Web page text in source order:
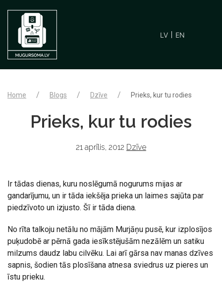
LV EN
Home Blogs Dzīve Prieks, kur tu rodies
Prieks, kur tu rodies
21 aprīlis, 2012 Dzīve
Ir tādas dienas, kuru noslēgumā nogurums mijas ar
gandarījumu, un ir tāda iekšēja prieka un laimes sajūta par
piedzīvoto un izjusto. Šī ir tāda diena.
No rīta talkoju netālu no mājām Murjāņu pusē, kur izplosījos
puķudobē ar pērnā gada iesīkstējušām nezālēm un satiku
milzums daudz labu cilvēku. Lai arī gārsa nav manas dzīves
sapnis, šodien tās plosīšana atnesa sviedrus uz pieres un
īstu prieku.